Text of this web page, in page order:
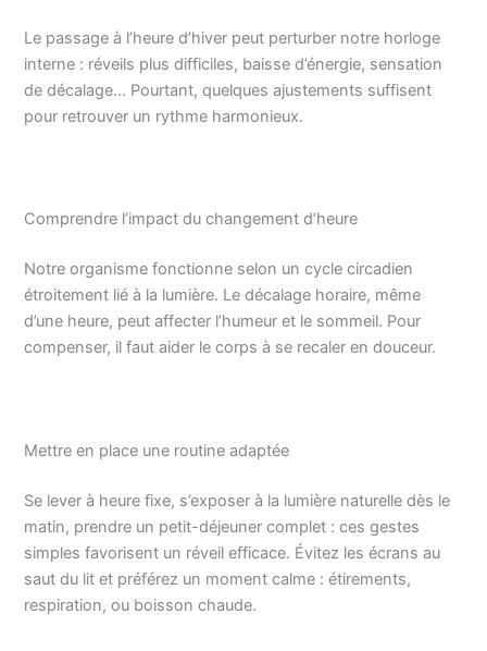
Le passage à l’heure d’hiver peut perturber notre horloge
interne : réveils plus difficiles, baisse d’énergie, sensation
de décalage… Pourtant, quelques ajustements suffisent
pour retrouver un rythme harmonieux.
Comprendre l’impact du changement d’heure
Notre organisme fonctionne selon un cycle circadien
étroitement lié à la lumière. Le décalage horaire, même
d’une heure, peut affecter l’humeur et le sommeil. Pour
compenser, il faut aider le corps à se recaler en douceur.
Mettre en place une routine adaptée
Se lever à heure fixe, s’exposer à la lumière naturelle dès le
matin, prendre un petit-déjeuner complet : ces gestes
simples favorisent un réveil efficace. Évitez les écrans au
saut du lit et préférez un moment calme : étirements,
respiration, ou boisson chaude.